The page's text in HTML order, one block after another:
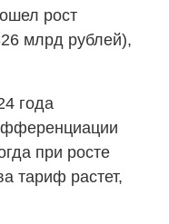
рост
млрд рублей),
года
при росте
тариф растет,